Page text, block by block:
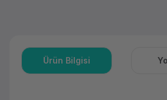
Ürün Bilgisi